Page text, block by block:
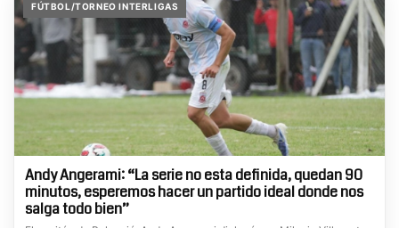
FÚTBOL/TORNEO INTERLIGAS
Andy Angerami: “La serie no esta definida, quedan 90
minutos, esperemos hacer un partido ideal donde nos
salga todo bien”